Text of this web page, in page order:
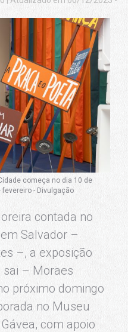
começa no dia 10 de
- Divulgação
contada no
Salvador –
–, a exposição
sai – Moraes
próximo domingo
no Museu
com apoio